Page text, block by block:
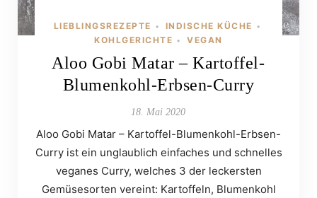
LIEBLINGSREZEPTE • INDISCHE KÜCHE •
KOHLGERICHTE • VEGAN
Aloo Gobi Matar – Kartoffel-
Blumenkohl-Erbsen-Curry
18. Mai 2020
Aloo Gobi Matar – Kartoffel-Blumenkohl-Erbsen-
Curry ist ein unglaublich einfaches und schnelles
veganes Curry, welches 3 der leckersten
Gemüsesorten vereint: Kartoffeln, Blumenkohl